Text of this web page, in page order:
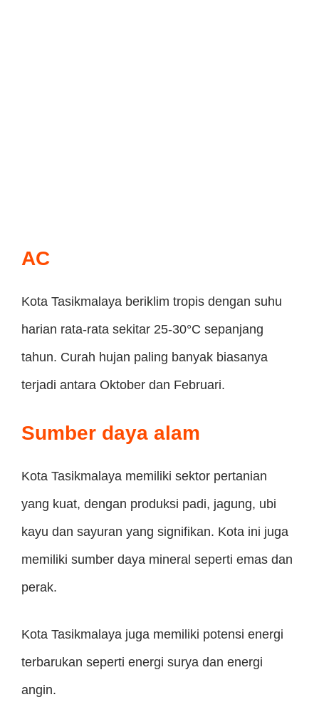
AC
Kota Tasikmalaya beriklim tropis dengan suhu
harian rata-rata sekitar 25-30°C sepanjang
tahun. Curah hujan paling banyak biasanya
terjadi antara Oktober dan Februari.
Sumber daya alam
Kota Tasikmalaya memiliki sektor pertanian
yang kuat, dengan produksi padi, jagung, ubi
kayu dan sayuran yang signifikan. Kota ini juga
memiliki sumber daya mineral seperti emas dan
perak.
Kota Tasikmalaya juga memiliki potensi energi
terbarukan seperti energi surya dan energi
angin.